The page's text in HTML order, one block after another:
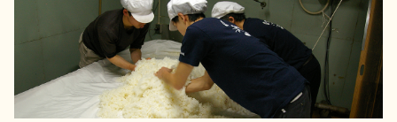
地酒カタログ